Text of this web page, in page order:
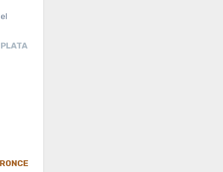
PLATA